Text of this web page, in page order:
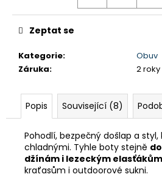
Kategorie:
Obuv
Záruka: 2 roky
Zeptat se
Popis Související (8)
Pohodlí, bezpečný došlap a
chladnými. Tyhle boty stejně
džínám i lezeckým elasťákům
kraťasům i outdoorové sukni.
m
e
DÁMSKÉ
KRAŤASY
606211
BORDO
Kč
Původně:
590